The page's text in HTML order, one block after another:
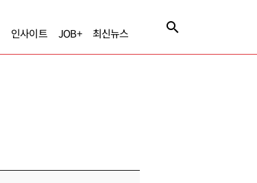
인사이트 JOB+ 최신뉴스